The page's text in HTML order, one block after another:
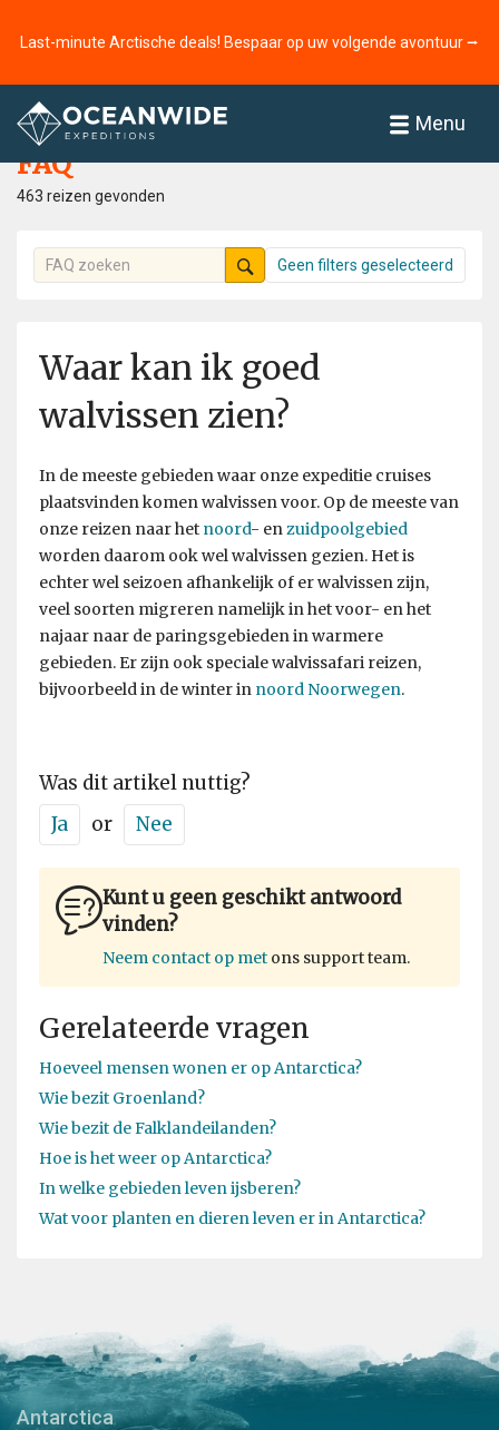
Last-minute Arctische deals! Bespaar op uw volgende avontuur ⭢
Menu
Home
FAQ
463 reizen gevonden
Geen filters geselecteerd
Waar kan ik goed
walvissen zien?
In de meeste gebieden waar onze expeditie cruises
plaatsvinden komen walvissen voor. Op de meeste van
onze reizen naar het noord- enzuidpoolgebied
worden daarom ook wel walvissen gezien. Het is
echter wel seizoen afhankelijk of er walvissen zijn,
veel soorten migreren namelijk in het voor- en het
najaar naar de paringsgebieden in warmere
gebieden. Er zijn ook speciale walvissafari reizen,
bijvoorbeeld in de winter in noord Noorwegen.
Was dit artikel nuttig?
Ja
or Nee
Kunt u geen geschikt antwoord
vinden?
Neem contact op met ons support team.
Gerelateerde vragen
Hoeveel mensen wonen er op Antarctica?
Wie bezit Groenland?
Wie bezit de Falklandeilanden?
Hoe is het weer op Antarctica?
In welke gebieden leven ijsberen?
Wat voor planten en dieren leven er in Antarctica?
Antarctica